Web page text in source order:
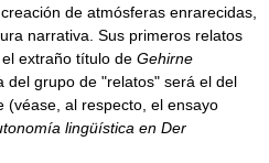
de atmósferas enrarecidas,
narrativa. Sus primeros relatos
el extraño título de Gehirne
del grupo de "relatos" será el del
(véase, al respecto, el ensayo
lingüística en Der